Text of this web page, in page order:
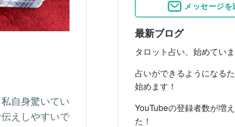
メッセージを
最新ブログ
タロット占い、始めていま
占いができるようになる
始めます！
YouTubeの登録者数が増
た！
自身驚いてい
えしやすいで